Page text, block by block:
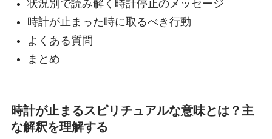
状況別で読み解く時計停止のメッセージ
時計が止まった時に取るべき行動
よくある質問
まとめ
時計が止まるスピリチュアルな意味とは？主
な解釈を理解する